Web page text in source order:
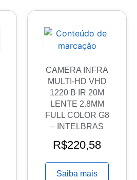
CAMERA INFRA
MULTI-HD VHD
1220 B IR 20M
LENTE 2.8MM
FULL COLOR G8
– INTELBRAS
R$220,58
Saiba mais